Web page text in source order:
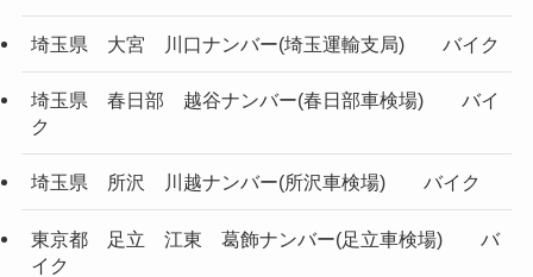
埼玉県 大宮 川口ナンバー(埼玉運輸支局) バイク
埼玉県 春日部 越谷ナンバー(春日部車検場) バイ
ク
埼玉県 所沢 川越ナンバー(所沢車検場) バイク
東京都 足立 江東 葛飾ナンバー(足立車検場) バ
イク